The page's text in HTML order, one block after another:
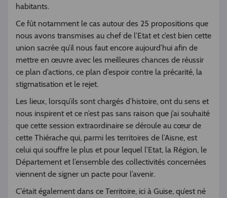
habitants.
Ce fût notamment le cas autour des 25 propositions que
nous avons transmises au chef de l’Etat et c’est bien cette
union sacrée qu’il nous faut encore aujourd’hui afin de
mettre en œuvre avec les meilleures chances de réussir
ce plan d’actions, ce plan d’espoir contre la précarité, la
stigmatisation et le rejet.
Les lieux, lorsqu’ils sont chargés d’histoire, ont du sens et
nous inspirent et ce n’est pas sans raison que j’ai souhaité
que cette session extraordinaire se déroule au cœur de
cette Thiérache qui, parmi les territoires de l’Aisne, est
celui qui souffre le plus et pour lequel l’Etat, la Région, le
Département et l’ensemble des collectivités concernées
viennent de signer un pacte pour l’avenir.
C’était également dans ce Territoire, ici à Guise, qu’est né